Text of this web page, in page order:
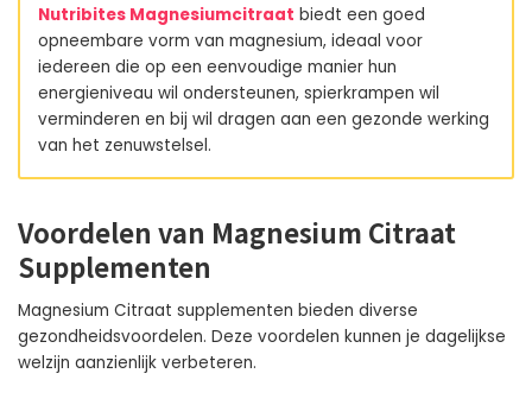
Nutribites Magnesiumcitraat biedt een goed
opneembare vorm van magnesium, ideaal voor
iedereen die op een eenvoudige manier hun
energieniveau wil ondersteunen, spierkrampen wil
verminderen en bij wil dragen aan een gezonde werking
van het zenuwstelsel.
Voordelen van Magnesium Citraat
Supplementen
Magnesium Citraat supplementen bieden diverse
gezondheidsvoordelen. Deze voordelen kunnen je dagelijkse
welzijn aanzienlijk verbeteren.